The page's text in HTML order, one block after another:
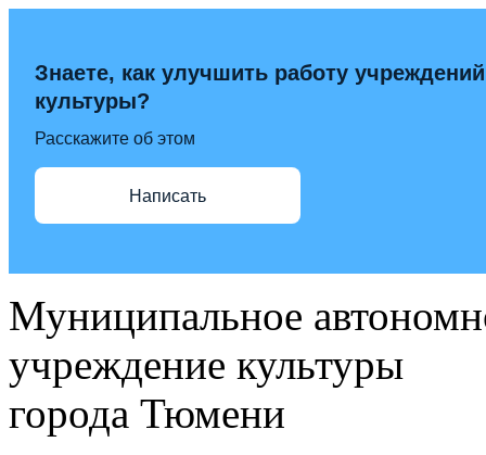
Знаете, как улучшить работу учреждений
культуры?
Расскажите об этом
Написать
Муниципальное
учреждение культуры
города Тюмени